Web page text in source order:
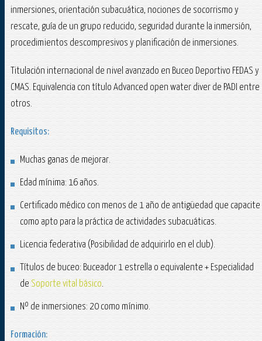
inmersiones, orientación subacuática, nociones de socorrismo y
rescate, guía de un grupo reducido, seguridad durante la inmersión,
procedimientos descompresivos y planificación de inmersiones.
Titulación internacional de nivel avanzado en Buceo Deportivo FEDAS y
CMAS. Equivalencia con título Advanced open water diver de PADI entre
otros.
Requisitos:
Muchas ganas de mejorar.
Edad mínima: 16 años.
Certificado médico con menos de 1 año de antigüedad que capacite
como apto para la práctica de actividades subacuáticas.
Licencia federativa (Posibilidad de adquirirlo en el club).
Títulos de buceo: Buceador 1 estrella o equivalente + Especialidad
de Soporte vital básico.
Nº de inmersiones: 20 como mínimo.
Formación: